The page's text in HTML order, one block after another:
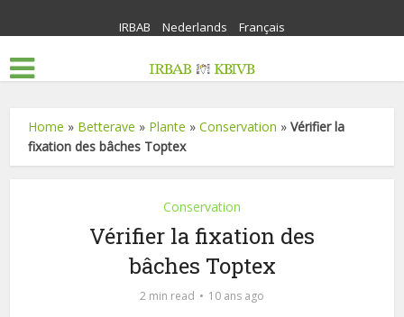
IRBAB Nederlands Français
Home » Betterave » Plante »Conservation »Vérifier la
fixation des bâches Toptex
Conservation
Vérifier la fixation des
bâches Toptex
2 min read 10 ans ago